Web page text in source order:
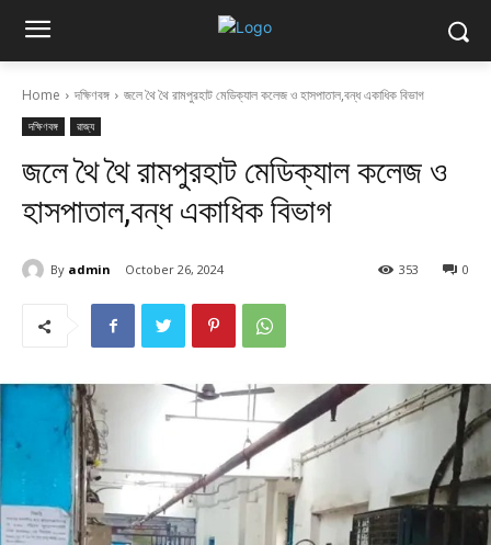
Home দক্ষিণবঙ্গ জলে থৈ থৈ রামপুরহাট মেডিক্যাল কলেজ ও হাসপাতাল,বন্ধ একাধিক বিভাগ
দক্ষিণবঙ্গ রাজ্য
জলে থৈ থৈ রামপুরহাট মেডিক্যাল কলেজ ও
হাসপাতাল,বন্ধ একাধিক বিভাগ
By admin October 26, 2024 0
353